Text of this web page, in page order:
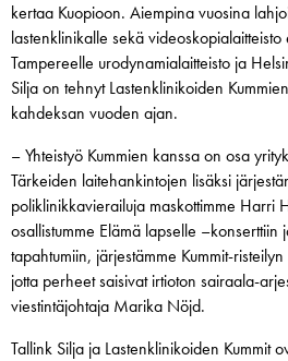
kertaa Kuopioon. Aiempina vuosina
lastenklinikalle sekä videoskopialaitteisto
Tampereelle urodynamialaitteisto ja
Silja on tehnyt Lastenklinikoiden
kahdeksan vuoden ajan.
– Yhteistyö Kummien kanssa on osa
Tärkeiden laitehankintojen lisäksi
poliklinikkavierailuja maskottimme Harri
osallistumme Elämä lapselle –konserttiin
tapahtumiin, järjestämme Kummit-
jotta perheet saisivat irtioton sairaala-
viestintäjohtaja Marika Nöjd.
Tallink Silja ja Lastenklinikoiden Kummit